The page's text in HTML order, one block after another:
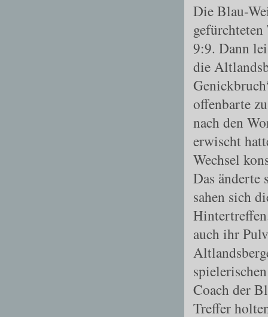
Die Blau-
9:9. Dann
die
offenbarte
nach den
erwischt
Wechsel
Das
sahen sich
auch ihr
Coach der
Treffer